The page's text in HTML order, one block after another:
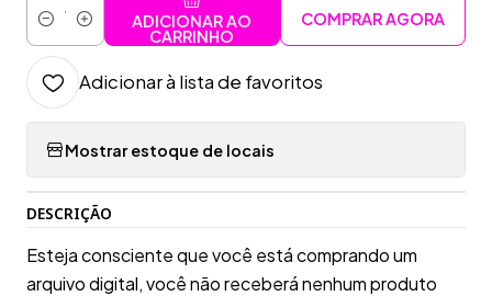
Quantidade
ADICIONAR AO
CARRINHO
COMPRAR AGORA
Adicionar à lista de favoritos
Mostrar estoque de locais
DESCRIÇÃO
Esteja consciente que você está comprando um
arquivo digital, você não receberá nenhum produto